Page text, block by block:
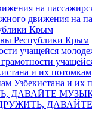
движения на
Республики Крым
Узбекистана и их